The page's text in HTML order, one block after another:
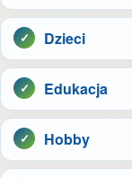
Dzieci
Edukacja
Hobby